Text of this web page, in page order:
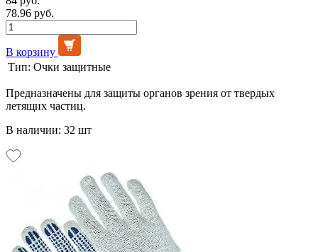
78.96 руб.
В корзину
Тип: Очки защитные
Предназначены для защиты органов зрения от твердых
летящих частиц.
В наличии: 32 шт